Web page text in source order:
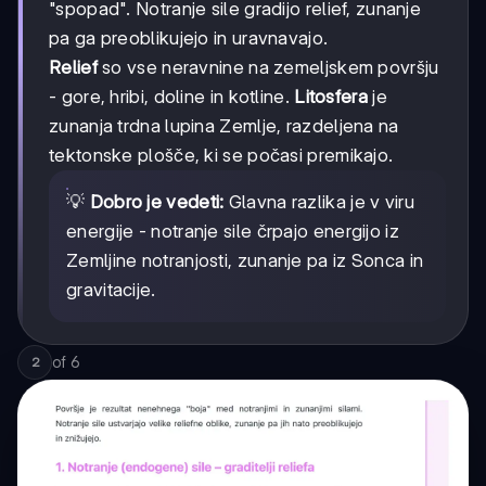
"spopad". Notranje sile gradijo relief, zunanje
pa ga preoblikujejo in uravnavajo.
Reliefso vse neravnine na zemeljskem površju
- gore, hribi, doline in kotline. Litosferaje
zunanja trdna lupina Zemlje, razdeljena na
tektonske plošče, ki se počasi premikajo.
💡 Dobro je vedeti: Glavna razlika je v viru
energije - notranje sile črpajo energijo iz
Zemljine notranjosti, zunanje pa iz Sonca in
gravitacije.
2 of 6